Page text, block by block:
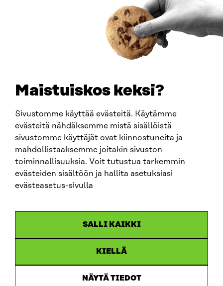
Maistuiskos keksi?
Sivustomme käyttää evästeitä. Käytämme
evästeitä nähdäksemme mistä sisällöistä
sivustomme käyttäjät ovat kiinnostuneita ja
mahdollistaaksemme joitakin sivuston
toiminnallisuuksia. Voit tutustua tarkemmin
evästeiden sisältöön ja hallita asetuksiasi
evästeasetus-sivulla
SALLI KAIKKI
KIELLÄ
NÄYTÄ TIEDOT
firstname.lastname@sitra.fi
SITRA ON SOCIAL MEDIA
LinkedIn
Instagram